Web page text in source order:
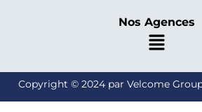
Nos Agences
Copyright © 2024 par Velcome